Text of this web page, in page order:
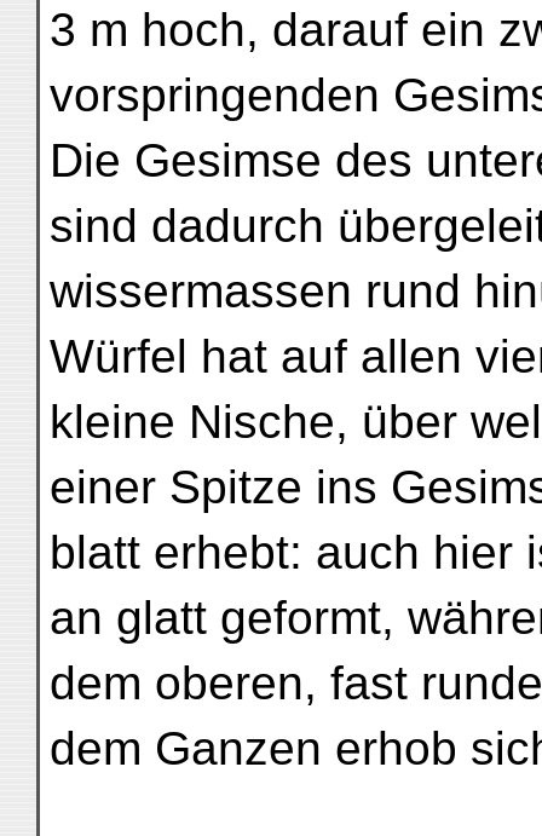
3 m hoch, darauf ein
vorspringenden
Die Gesimse des
sind dadurch
wissermassen rund
Würfel hat auf allen
kleine Nische, über
einer Spitze ins
blatt erhebt: auch hier
an glatt geformt,
dem oberen, fast
dem Ganzen erhob